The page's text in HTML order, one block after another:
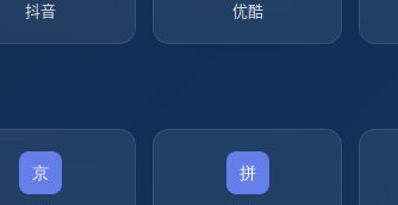
抖音 优酷